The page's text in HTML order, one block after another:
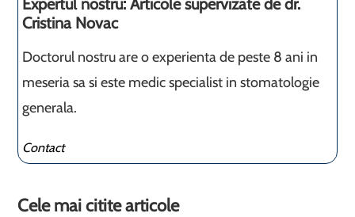
Expertul nostru: Articole supervizate de dr.
Cristina Novac
Doctorul nostru are o experienta de peste 8 ani in
meseria sa si este medic specialist in stomatologie
generala.
Contact
Cele mai citite articole